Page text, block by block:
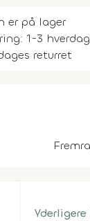
er på lager
1-3
returret